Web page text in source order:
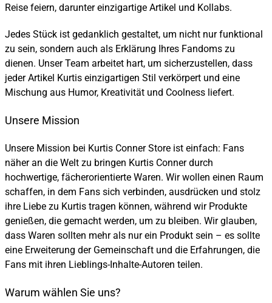
Reise feiern, darunter einzigartige Artikel und Kollabs.
Jedes Stück ist gedanklich gestaltet, um nicht nur funktional
zu sein, sondern auch als Erklärung Ihres Fandoms zu
dienen. Unser Team arbeitet hart, um sicherzustellen, dass
jeder Artikel Kurtis einzigartigen Stil verkörpert und eine
Mischung aus Humor, Kreativität und Coolness liefert.
Unsere Mission
Unsere Mission bei Kurtis Conner Store ist einfach: Fans
näher an die Welt zu bringen Kurtis Conner durch
hochwertige, fächerorientierte Waren. Wir wollen einen Raum
schaffen, in dem Fans sich verbinden, ausdrücken und stolz
ihre Liebe zu Kurtis tragen können, während wir Produkte
genießen, die gemacht werden, um zu bleiben. Wir glauben,
dass Waren sollten mehr als nur ein Produkt sein – es sollte
eine Erweiterung der Gemeinschaft und die Erfahrungen, die
Fans mit ihren Lieblings-Inhalte-Autoren teilen.
Warum wählen Sie uns?